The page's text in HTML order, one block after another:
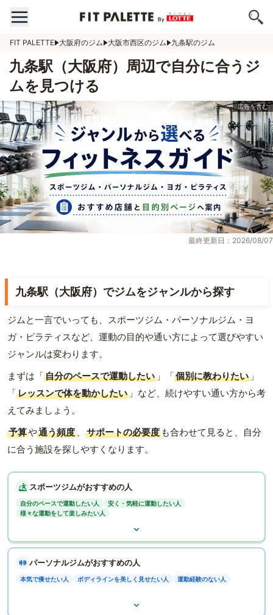
FIT PALETTE 大阪府のジム 大阪市西区のジム 九条駅のジム
九条駅（大阪府）周辺で自分に合うジ
ムを見つける
最終更新日：2026/08/07
九条駅（大阪府）でジムをジャンルから探す
ジムと一言でいっても、スポーツジム・パーソナルジム・ヨ
ガ・ピラティスなど、運動の目的や通い方によって選びやすい
ジャンルは変わります。
まずは「自分のペースで運動したい 」「個別に教わりたい 」
「レッスンで体を動かしたい 」など、続けやすい通い方から考
えてみましょう。
予算や通う頻度 、 サポートの必要度 も合わせて見ると、自分
に合う施設を探しやすくなります。
スポーツジムがおすすめの人
自分のペースで運動したい人
安く・気軽に運動したい人
様々な運動をして楽しみたい人
パーソナルジムがおすすめの人
本気で痩せたい人 ボディラインを美しく見せたい人 運動経験のない人